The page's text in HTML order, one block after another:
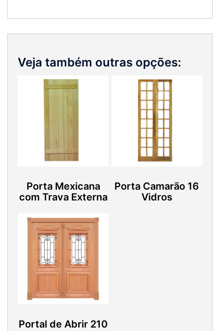
Veja também outras opções:
Porta Mexicana
com Trava Externa
Porta Camarão 16
Vidros
Portal de Abrir 210